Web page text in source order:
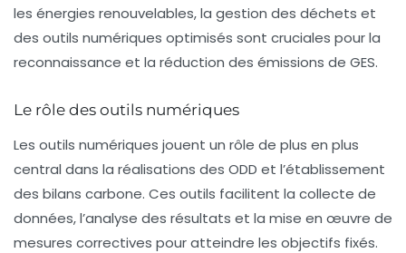
les énergies renouvelables, la gestion des déchets et
des outils numériques optimisés sont cruciales pour la
reconnaissance et la réduction des émissions de GES.
Le rôle des outils numériques
Les outils numériques jouent un rôle de plus en plus
central dans la réalisations des ODD et l’établissement
des bilans carbone. Ces outils facilitent la collecte de
données, l’analyse des résultats et la mise en œuvre de
mesures correctives pour atteindre les objectifs fixés.